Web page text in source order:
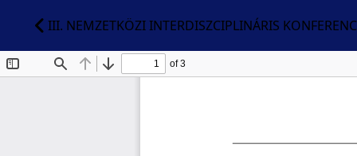
III. NEMZETKÖZI INTERDISZCIPLINÁRIS